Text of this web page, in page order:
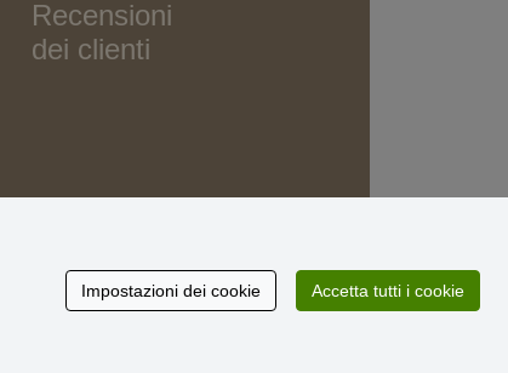
Recensioni
dei clienti
Impostazioni dei cookie Accetta tutti i cookie